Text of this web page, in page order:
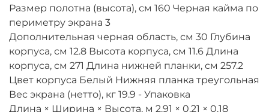
Размер полотна (высота), см 160 Черная кайма по
периметру экрана 3
Дополнительная черная область, см 30 Глубина
корпуса, см 12.8 Высота корпуса, см 11.6 Длина
корпуса, см 271 Длина нижней планки, см 257.2
Цвет корпуса Белый Нижняя планка треугольная
Вес экрана (нетто), кг 19.9 - Упаковка
Длина × Ширина × Высота, м 2.91 × 0.21 × 0.18